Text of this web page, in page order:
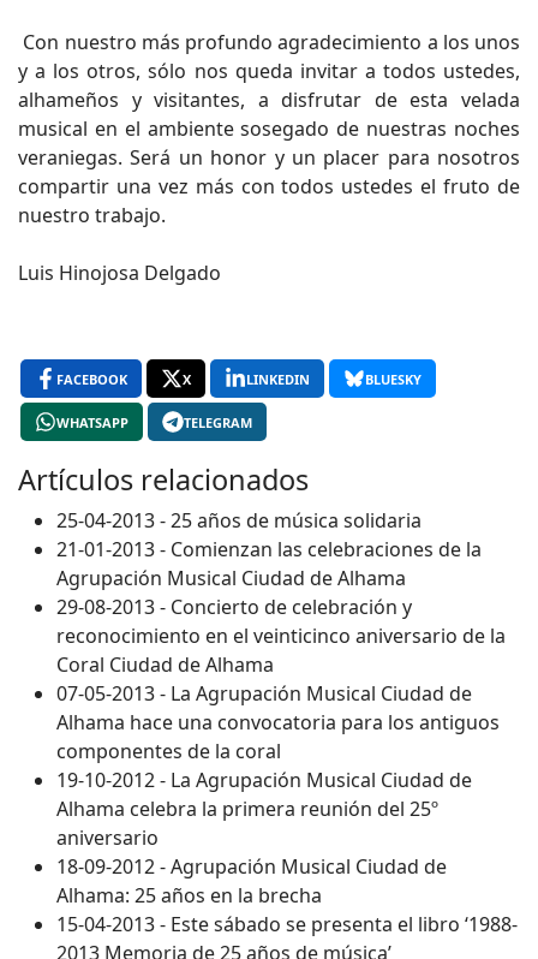
Con nuestro más profundo agradecimiento a los unos
y a los otros, sólo nos queda invitar a todos ustedes,
alhameños y visitantes, a disfrutar de esta velada
musical en el ambiente sosegado de nuestras noches
veraniegas. Será un honor y un placer para nosotros
compartir una vez más con todos ustedes el fruto de
nuestro trabajo.
Luis Hinojosa Delgado
FACEBOOK X LINKEDIN BLUESKY
WHATSAPP TELEGRAM
Artículos relacionados
25-04-2013 - 25 años de música solidaria
21-01-2013 - Comienzan las celebraciones de la
Agrupación Musical Ciudad de Alhama
29-08-2013 - Concierto de celebración y
reconocimiento en el veinticinco aniversario de la
Coral Ciudad de Alhama
07-05-2013 - La Agrupación Musical Ciudad de
Alhama hace una convocatoria para los antiguos
componentes de la coral
19-10-2012 - La Agrupación Musical Ciudad de
Alhama celebra la primera reunión del 25º
aniversario
18-09-2012 - Agrupación Musical Ciudad de
Alhama: 25 años en la brecha
15-04-2013 - Este sábado se presenta el libro ‘1988-
2013 Memoria de 25 años de música’